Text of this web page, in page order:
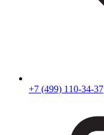
+7 (499) 110-34-37